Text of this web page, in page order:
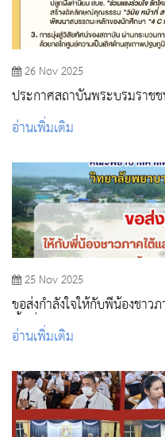
26 Nov 2025
ประกาศสถาบันพระบรมราช
สถาบัน พระบรมราชชนก สู่
Primary Care
อ่านเพิ่มเติม
25 Nov 2025
ขอส่งกำลังใจให้กับพี่น้องชา
พื้นที่
อ่านเพิ่มเติม